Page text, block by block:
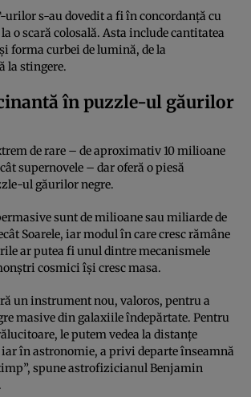
urilor s-au dovedit a fi în concordanță cu
o scară colosală. Asta include cantitatea
forma curbei de lumină, de la
la stingere.
în puzzle-ul găurilor
de rare – de aproximativ 10 milioane
supernovele – dar oferă o piesă
ul găurilor negre.
sunt de milioane sau miliarde de
Soarele, iar modul în care cresc rămâne
ar putea fi unul dintre mecanismele
cosmici își cresc masa.
un instrument nou, valoros, pentru a
masive din galaxiile îndepărtate. Pentru
le putem vedea la distanțe
în astronomie, a privi departe înseamnă
spune astrofizicianul Benjamin